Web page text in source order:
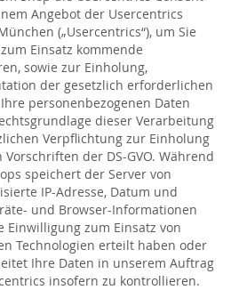
Angebot der Usercentrics
(„Usercentrics“), um Sie
Einsatz kommende
sowie zur Einholung,
der gesetzlich erforderlichen
personenbezogenen Daten
dieser Verarbeitung
Verpflichtung zur Einholung
der DS-GVO. Während
speichert der Server von
IP-Adresse, Datum und
und Browser-Informationen
Einwilligung zum Einsatz von
Technologien erteilt haben oder
Ihre Daten in unserem Auftrag
insofern zu kontrollieren.